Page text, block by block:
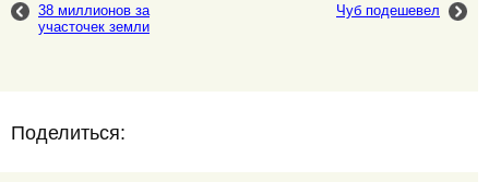
38 миллионов за
участочек земли
Чуб подешевел
Поделиться: